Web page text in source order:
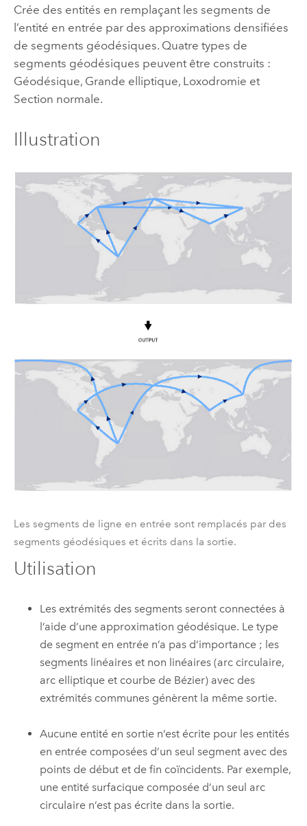
Crée des entités en remplaçant les segments de
l’entité en entrée par des approximations densifiées
de segments géodésiques. Quatre types de
segments géodésiques peuvent être construits :
Géodésique, Grande elliptique, Loxodromie et
Section normale.
Illustration
Les segments de ligne en entrée sont remplacés par des
segments géodésiques et écrits dans la sortie.
Utilisation
Les extrémités des segments seront connectées à
l’aide d’une approximation géodésique. Le type
de segment en entrée n’a pas d’importance ; les
segments linéaires et non linéaires (arc circulaire,
arc elliptique et courbe de Bézier) avec des
extrémités communes génèrent la même sortie.
Aucune entité en sortie n’est écrite pour les entités
en entrée composées d’un seul segment avec des
points de début et de fin coïncidents. Par exemple,
une entité surfacique composée d’un seul arc
circulaire n’est pas écrite dans la sortie.